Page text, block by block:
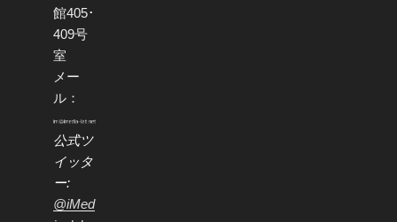
館405･
409号
室
メー
ル：
公式ツ
イッタ
ー:
@iMed